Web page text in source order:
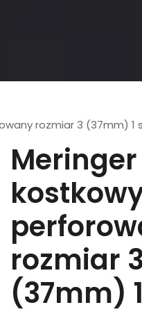
rozmiar 3 (37mm) 1
rozmiar 3
(37mm)